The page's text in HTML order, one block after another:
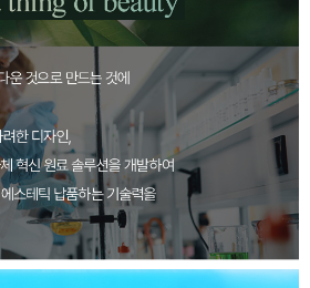
PAYCO 바로구매